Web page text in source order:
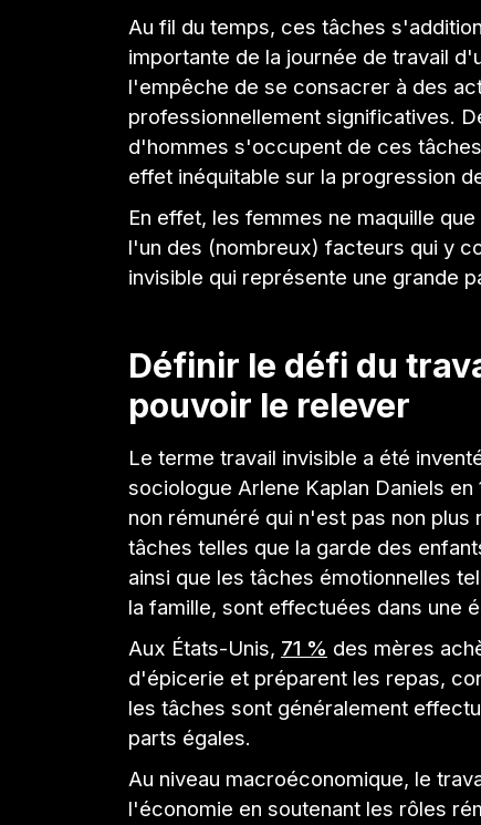
Au fil du temps, ces tâches
importante de la journée de travail
l'empêche de se consacrer à des
professionnellement significatives.
d'hommes s'occupent de ces
effet inéquitable sur la progression
En effet, les femmes ne maquille que
l'un des (nombreux) facteurs qui y
invisible qui représente une grande
Définir le défi du
pouvoir le relever
Le terme travail invisible a été
sociologue Arlene Kaplan Daniels
non rémunéré qui n'est pas non
tâches telles que la garde des
ainsi que les tâches émotionnelles
la famille, sont effectuées dans une
Aux États-Unis, 71 % des mères
d'épicerie et préparent les repas,
les tâches sont généralement
parts égales.
Au niveau macroéconomique, le
l'économie en soutenant les rôles